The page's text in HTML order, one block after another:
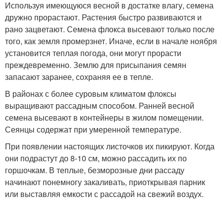
Используя имеющуюся весной в достатке влагу, семена
дружно прорастают. Растения быстро развиваются и
рано зацветают. Семена флокса высевают только после
того, как земля промерзнет. Иначе, если в начале ноября
установится теплая погода, они могут прорасти
преждевременно. Землю для присыпания семян
запасают заранее, сохраняя ее в тепле.
В районах с более суровым климатом флоксы
выращивают рассадным способом. Ранней весной
семена высевают в контейнеры в жилом помещении.
Сеянцы содержат при умеренной температуре.
При появлении настоящих листочков их пикируют. Когда
они подрастут до 8-10 см, можно рассадить их по
горшочкам. В теплые, безморозные дни рассаду
начинают понемногу закаливать, приоткрывая парник
или выставляя емкости с рассадой на свежий воздух.